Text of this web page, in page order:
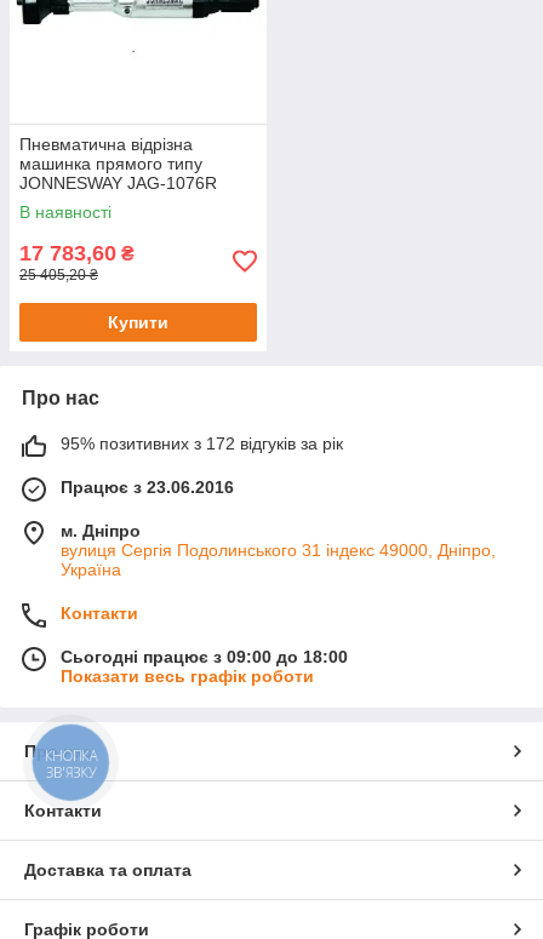
Пневматична відрізна
машинка прямого типу
JONNESWAY JAG-1076R
В наявності
17 783,60 ₴
25 405,20 ₴
Купити
Про нас
95% позитивних з 172 відгуків за рік
Працює з 23.06.2016
м. Дніпро
вулиця Сергія Подолинського 31 індекс 49000, Дніпро,
Україна
Контакти
Сьогодні працює з 09:00 до 18:00
Показати весь графік роботи
Про нас
Контакти
Доставка та оплата
Графік роботи
КНОПКА
ЗВ'ЯЗКУ